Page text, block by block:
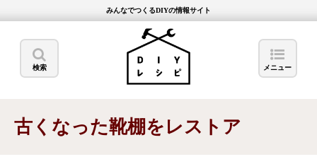
みんなでつくるDIYの情報サイト
検索 メニュー
古くなった靴棚をレストア